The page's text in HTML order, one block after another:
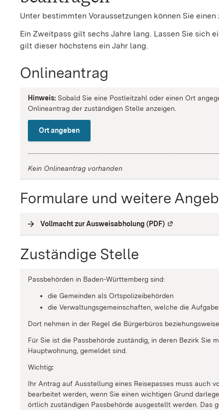
Unter bestimmten Voraussetzungen können Sie
Ein Zweitpass gilt sechs Jahre lang. Lassen Sie sich
gilt dieser höchstens ein Jahr lang.
Onlineantrag
Hinweis: Sobald Sie eine Postleitzahl oder einen Ort
Onlineantrag der zuständigen Stelle anzeigen.
Ort angeben
Kein Onlineantrag vorhanden
Formulare und weitere
Vollmacht zur Ausweisabholung (PDF) Externe
Zuständige Stelle
Passbehörden in Baden-Württemberg sind:
die Gemeinden als Ortspolizeibehörden
die Verwaltungsgemeinschaften, welche die
Dort nehmen in der Regel die Bürgerbüros
Für Sie ist die Passbehörde zuständig, in deren Bezirk Sie
Hauptwohnung, gemeldet sind.
Wichtig:
Ihr Antrag auf Ausstellung eines Reisepasses muss auch
bearbeitet werden, wenn Sie einen wichtigen Grund
örtlich zuständigen Passbehörde ausgestellt werden. Das